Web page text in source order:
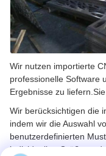
Wir nutzen importierte
professionelle Software
Ergebnisse zu
Wir berücksichtigen die
indem wir die Auswahl
benutzerdefinierten
individuellen